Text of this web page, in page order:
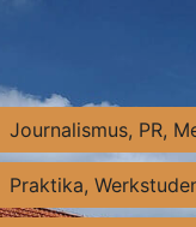
Journalismus, PR,
Praktika,